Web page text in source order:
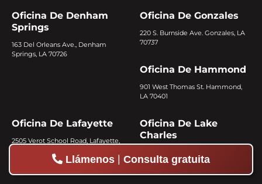
Oficina De Denham
Springs
163 Del Orleans Ave., Denham
Springs, LA 70726
Oficina De Gonzales
220 S. Burnside Ave. Gonzales, LA
70737
Oficina De Hammond
901 West Thomas St. Hammond,
LA 70401
Oficina De Lafayette
2505 Verot School Road, Lafayette,
Oficina De Lake
Charles
70601
Llámenos Consulta gratuita